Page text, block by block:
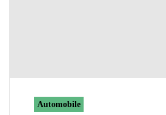
Automobile